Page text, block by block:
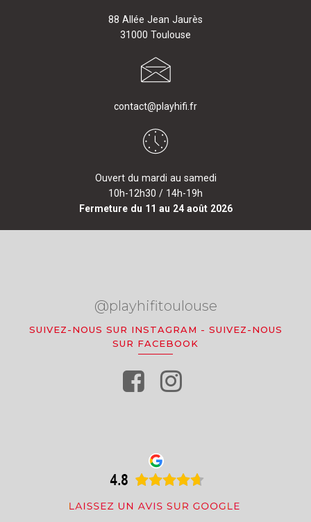
88 Allée Jean Jaurès
31000 Toulouse
contact@playhifi.fr
Ouvert du mardi au samedi
10h-12h30 / 14h-19h
Fermeture du 11 au 24 août 2026
@playhifitoulouse
SUIVEZ-NOUS SUR INSTAGRAM - SUIVEZ-NOUS
SUR FACEBOOK